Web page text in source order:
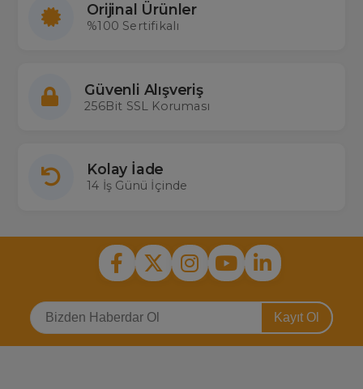
Orijinal Ürünler
%100 Sertifikalı
Güvenli Alışveriş
256Bit SSL Koruması
Kolay İade
14 İş Günü İçinde
Kayıt Ol